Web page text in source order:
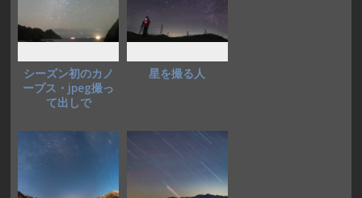
シーズン初のカノ
ープス・jpeg撮っ
て出しで
星を撮る人